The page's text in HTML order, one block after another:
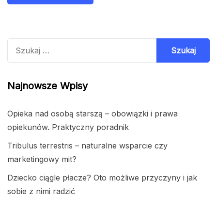
Najnowsze Wpisy
Opieka nad osobą starszą – obowiązki i prawa
opiekunów. Praktyczny poradnik
Tribulus terrestris – naturalne wsparcie czy
marketingowy mit?
Dziecko ciągle płacze? Oto możliwe przyczyny i jak
sobie z nimi radzić